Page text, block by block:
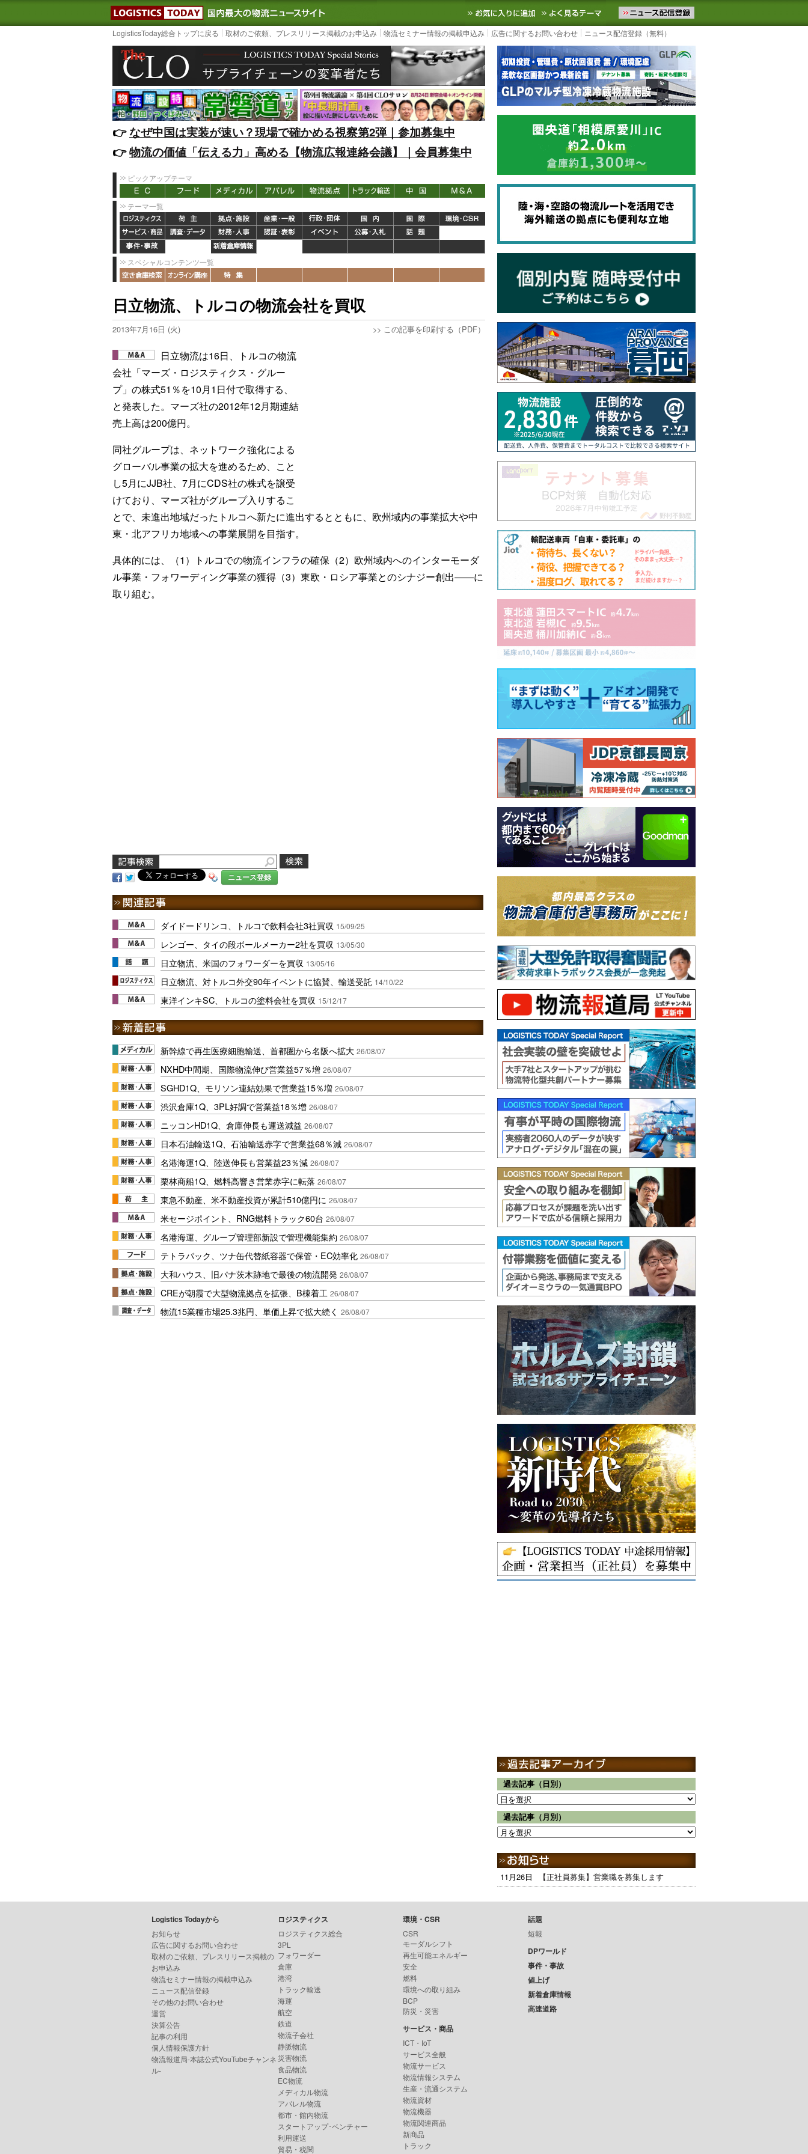
LOGISTICS TODAY｜国内最大の物流ニュースサイト3PL, SCMなど国内外の最新の物流ニュースをお届けします。物流ニュースメール配信を登録す
お気に入りに追加 よく見るテーマ
LogisticsToday総合トップに戻る 取材のご依頼、プレスリリース掲載のお申込み 物流セミナー情報の掲載申込み 広告に関するお問い合わせ ニュース配信登録（無料）
👉️なぜ中国は実装が速い？現場で確かめる視察第2弾｜参加募集中
👉️物流の価値「伝える力」高める【物流広報連絡会議】｜会員募集中
ピックアップテーマ
テーマ一覧
スペシャルコンテンツ一覧
日立物流、トルコの物流会社を買収
2013年7月16日 (火) >> この記事を印刷する（PDF）
日立物流は16日、トルコの物流
会社「マーズ・ロジスティクス・グルー
プ」の株式51％を10月1日付で取得する、
と発表した。マーズ社の2012年12月期連結
売上高は200億円。
同社グループは、ネットワーク強化による
グローバル事業の拡大を進めるため、こと
し5月にJJB社、7月にCDS社の株式を譲受
けており、マーズ社がグループ入りするこ
とで、未進出地域だったトルコへ新たに進出するとともに、欧州域内の事業拡大や中
東・北アフリカ地域への事業展開を目指す。
具体的には、（1）トルコでの物流インフラの確保（2）欧州域内へのインターモーダ
ル事業・フォワーディング事業の獲得（3）東欧・ロシア事業とのシナジー創出――に
取り組む。
ニュース登録
ダイドードリンコ、トルコで飲料会社3社買収 15/09/25
レンゴー、タイの段ボールメーカー2社を買収 13/05/30
日立物流、米国のフォワーダーを買収 13/05/16
日立物流、対トルコ外交90年イベントに協賛、輸送受託 14/10/22
東洋インキSC、トルコの塗料会社を買収 15/12/17
新幹線で再生医療細胞輸送、首都圏から名阪へ拡大 26/08/07
NXHD中間期、国際物流伸び営業益57％増 26/08/07
SGHD1Q、モリソン連結効果で営業益15％増 26/08/07
渋沢倉庫1Q、3PL好調で営業益18％増 26/08/07
ニッコンHD1Q、倉庫伸長も運送減益 26/08/07
日本石油輸送1Q、石油輸送赤字で営業益68％減 26/08/07
名港海運1Q、陸送伸長も営業益23％減 26/08/07
栗林商船1Q、燃料高響き営業赤字に転落 26/08/07
東急不動産、米不動産投資が累計510億円に 26/08/07
米セージポイント、RNG燃料トラック60台 26/08/07
名港海運、グループ管理部新設で管理機能集約 26/08/07
テトラパック、ツナ缶代替紙容器で保管・EC効率化 26/08/07
大和ハウス、旧パナ茨木跡地で最後の物流開発 26/08/07
CREが朝霞で大型物流拠点を拡張、B棟着工 26/08/07
物流15業種市場25.3兆円、単価上昇で拡大続く 26/08/07
過去記事（日別）
過去記事（月別）
11月26日 【正社員募集】営業職を募集します
Logistics Todayから
お知らせ
広告に関するお問い合わせ
取材のご依頼、プレスリリース掲載の
お申込み
物流セミナー情報の掲載申込み
ニュース配信登録
その他のお問い合わせ
運営
決算公告
記事の利用
個人情報保護方針
物流報道局-本誌公式YouTubeチャンネ
ル-
ロジスティクス
ロジスティクス総合
3PL
フォワーダー
倉庫
港湾
トラック輸送
海運
航空
鉄道
物流子会社
静脈物流
災害物流
食品物流
EC物流
メディカル物流
アパレル物流
都市・館内物流
スタートアップ･ベンチャー
利用運送
貿易・税関
環境・CSR
CSR
モーダルシフト
再生可能エネルギー
安全
燃料
環境への取り組み
BCP
防災・災害
サービス・商品
ICT・IoT
サービス全般
物流サービス
物流情報システム
生産・流通システム
物流資材
物流機器
物流関連商品
新商品
トラック
話題
短報
DPワールド
事件・事故
値上げ
新着倉庫情報
高速道路